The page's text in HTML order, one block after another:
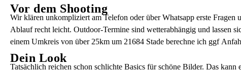
Vor dem Shooting
Wir klären unkompliziert am Telefon oder über Whatsapp erste
Ablauf recht leicht. Outdoor-Termine sind wetterabhängig und lassen
einem Umkreis von über 25km um 21684 Stade berechne ich ggf
Dein Look
Tatsächlich reichen schon schlichte Basics für schöne Bilder. Das